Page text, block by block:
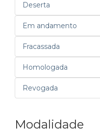
Deserta
Em andamento
Fracassada
Homologada
Revogada
Modalidade